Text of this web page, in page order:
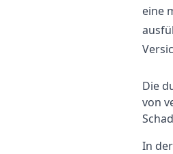
eine
Die
von
In